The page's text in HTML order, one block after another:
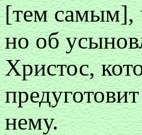
[тем самым],
но об
Христос,
нему.